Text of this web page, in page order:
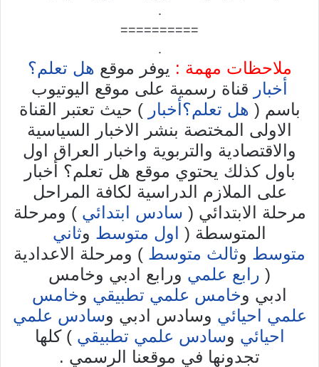
.
==========
.
ملاحظات مهمة : يوفر موقع هل تعلم؟
أخبار قناة رسمية على موقع اليوتيوب
باسم ( هل تعلم؟أخبار ) حيث تعتبر القناة
الاولى المختصة بنشر الاخبار السياسية
والاقتصادية والتربوية واخبار العراق اول
باول كذلك يحتوي موقع هل تعلم؟ أخبار
على الملازم الدراسية لكافة المراحل
مرحلة الابتدائي ( سادس ابتدائي ) ومرحلة
المتوسطة ( اول متوسط وثاني
متوسط وثالث متوسط ) ومرحلة الاعدادية
( رابع علمي ورابع ادبي وخامس
ادبي وخامس علمي تطبيقي وخامس
علمي احيائي وسادس ادبي وسادس علمي
احيائي وسادس علمي تطبيقي ) كلها
تجدونها في موقعنا الرسمي .